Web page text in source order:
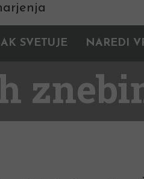
SVETUJE NAREDI